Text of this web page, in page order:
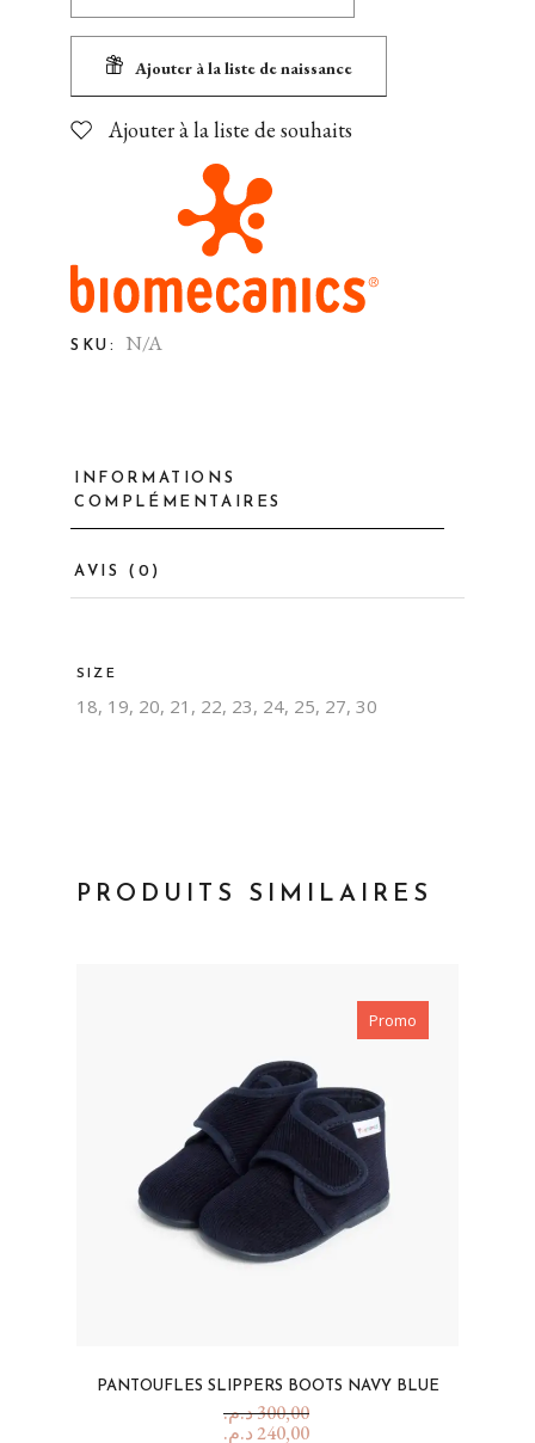
Ajouter à la liste de naissance
Ajouter à la liste de souhaits
SKU: N/A
INFORMATIONS
COMPLÉMENTAIRES
AVIS (0)
SIZE
18, 19, 20, 21, 22, 23, 24, 25, 27, 30
PRODUITS SIMILAIRES
Promo
PANTOUFLES SLIPPERS BOOTS NAVY BLUE
300,00د.م.
240,00د.م.